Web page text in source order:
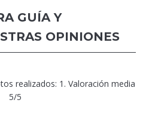
GUÍA Y
OPINIONES
realizados: 1. Valoración media
5/5